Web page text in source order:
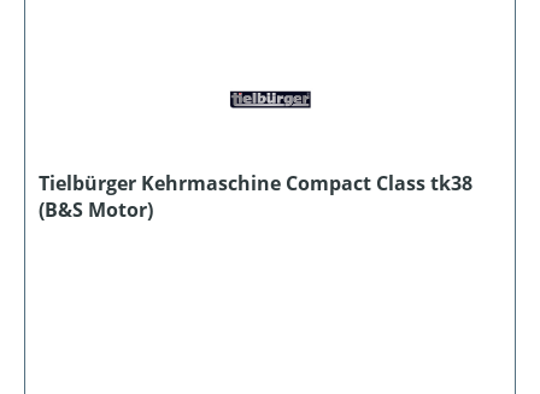
Tielbürger Kehrmaschine Compact Class tk38
(B&S Motor)